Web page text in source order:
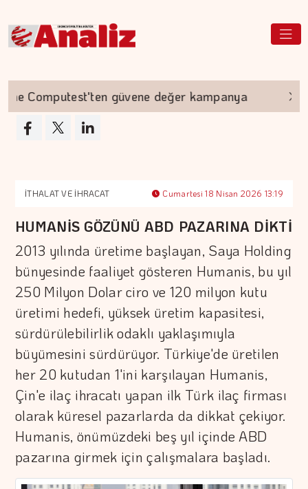
güvene değer kampanya
İTHALAT VE İHRACAT Cumartesi 18 Nisan 2026 13:19
HUMANİS GÖZÜNÜ ABD PAZARINA DİKTİ
2013 yılında üretime başlayan, Saya Holding
bünyesinde faaliyet gösteren Humanis, bu yıl
250 Milyon Dolar ciro ve 120 milyon kutu
üretimi hedefi, yüksek üretim kapasitesi,
sürdürülebilirlik odaklı yaklaşımıyla
büyümesini sürdürüyor. Türkiye'de üretilen
her 20 kutudan 1'ini karşılayan Humanis,
Çin'e ilaç ihracatı yapan ilk Türk ilaç firması
olarak küresel pazarlarda da dikkat çekiyor.
Humanis, önümüzdeki beş yıl içinde ABD
pazarına girmek için çalışmalara başladı.